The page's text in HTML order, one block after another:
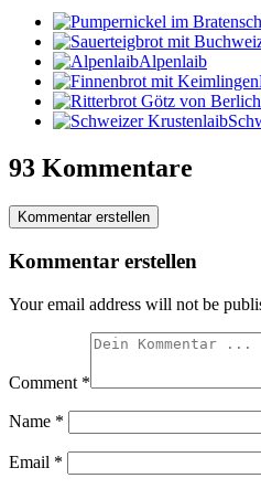
Alpenlaib
93 Kommentare
Kommentar erstellen
Kommentar erstellen
Your email address will not be
Comment *
Name *
Email *